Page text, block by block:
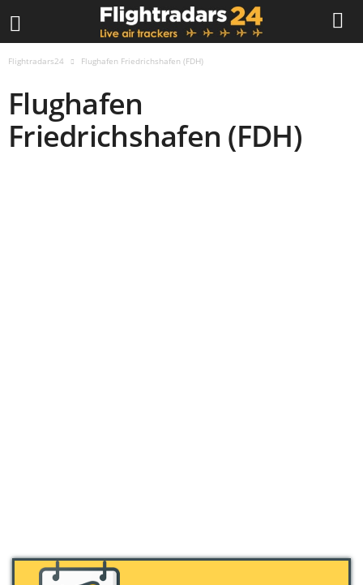
Flightradars24 Flughafen Friedrichshafen (FDH)
Flughafen
Friedrichshafen (FDH)